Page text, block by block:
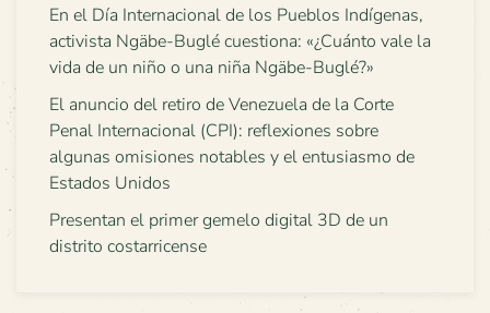
En el Día Internacional de los Pueblos Indígenas,
activista Ngäbe-Buglé cuestiona: «¿Cuánto vale la
vida de un niño o una niña Ngäbe-Buglé?»
El anuncio del retiro de Venezuela de la Corte
Penal Internacional (CPI): reflexiones sobre
algunas omisiones notables y el entusiasmo de
Estados Unidos
Presentan el primer gemelo digital 3D de un
distrito costarricense